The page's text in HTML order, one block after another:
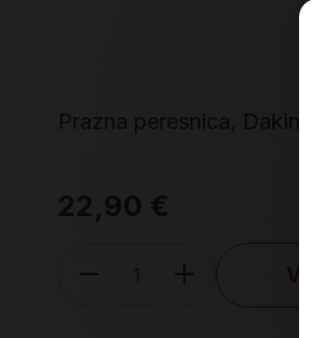
Prazna peresnica, Dakine,
22,90 €
Količina
V